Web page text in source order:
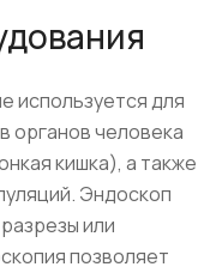
используется для
органов человека
кишка), а также
Эндоскоп
или
позволяет